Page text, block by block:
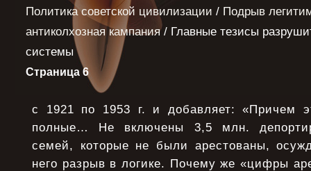
Политика советской цивилизации / Подрыв
антиколхозная кампания/ Главные тезисы
системы
Страница 6
с 1921 по 1953 г. и добавляет: «Причем
полные… Не включены 3,5 млн.
семей, которые не были арестованы,
него разрыв в логике. Почему же «цифры